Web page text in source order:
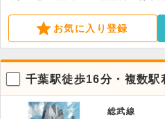
店舗や事務所としての利用が可能で
にお問い合わせください。
お気に入り登録
千葉駅徒歩16分・複数駅
階貸店舗物件
総武線